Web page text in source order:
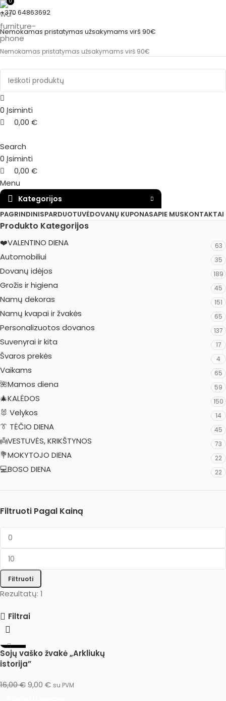
+370 64863692
Nemokamas pristatymas užsakymams virš 90€
Nemokamas pristatymas užsakymams virš 90€
0 Įsiminti
0,00 €
Search
0 Įsiminti
0,00 €
Menu
Kategorijos
PAGRINDINISPARDUOTUVĖDOVANŲ KUPONASAPIE MUSKONTAKTAI
Produkto Kategorijos
❤️VALENTINO DIENA 63
Automobiliui 35
Dovanų idėjos 189
Grožis ir higiena 45
Namų dekoras 151
Namų kvapai ir žvakės 65
Personalizuotos dovanos 137
Suvenyrai ir kita 17
Švaros prekės 4
Vaikams 65
🌺Mamos diena 59
🎄KALĖDOS 150
🐰 Velykos 14
👔 TĖČIO DIENA 45
👼VESTUVĖS, KRIKŠTYNOS 73
💐MOKYTOJO DIENA 22
💻BOSO DIENA 22
Filtruoti Pagal Kainą
Filtruoti
Rezultatų: 1
Filtrai
-44%
Sojų vaško žvakė „Arkliukų
istorija”
16,00€9,00 € su PVM